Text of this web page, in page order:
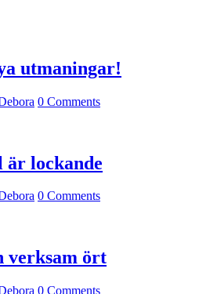
utmaningar!
0 Comments
är lockande
0 Comments
verksam ört
0 Comments